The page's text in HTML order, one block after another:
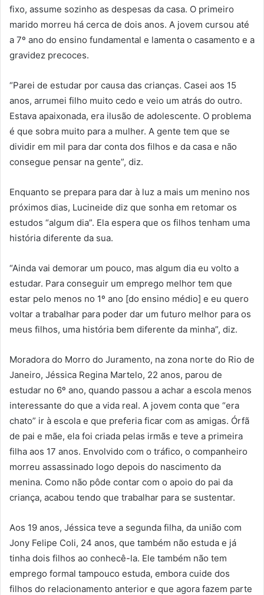
fixo, assume sozinho as despesas da casa. O primeiro
marido morreu há cerca de dois anos. A jovem cursou até
a 7º ano do ensino fundamental e lamenta o casamento e a
gravidez precoces.
“Parei de estudar por causa das crianças. Casei aos 15
anos, arrumei filho muito cedo e veio um atrás do outro.
Estava apaixonada, era ilusão de adolescente. O problema
é que sobra muito para a mulher. A gente tem que se
dividir em mil para dar conta dos filhos e da casa e não
consegue pensar na gente”, diz.
Enquanto se prepara para dar à luz a mais um menino nos
próximos dias, Lucineide diz que sonha em retomar os
estudos “algum dia”. Ela espera que os filhos tenham uma
história diferente da sua.
“Ainda vai demorar um pouco, mas algum dia eu volto a
estudar. Para conseguir um emprego melhor tem que
estar pelo menos no 1º ano [do ensino médio] e eu quero
voltar a trabalhar para poder dar um futuro melhor para os
meus filhos, uma história bem diferente da minha”, diz.
Moradora do Morro do Juramento, na zona norte do Rio de
Janeiro, Jéssica Regina Martelo, 22 anos, parou de
estudar no 6º ano, quando passou a achar a escola menos
interessante do que a vida real. A jovem conta que “era
chato” ir à escola e que preferia ficar com as amigas. Órfã
de pai e mãe, ela foi criada pelas irmãs e teve a primeira
filha aos 17 anos. Envolvido com o tráfico, o companheiro
morreu assassinado logo depois do nascimento da
menina. Como não pôde contar com o apoio do pai da
criança, acabou tendo que trabalhar para se sustentar.
Aos 19 anos, Jéssica teve a segunda filha, da união com
Jony Felipe Coli, 24 anos, que também não estuda e já
tinha dois filhos ao conhecê-la. Ele também não tem
emprego formal tampouco estuda, embora cuide dos
filhos do relacionamento anterior e que agora fazem parte